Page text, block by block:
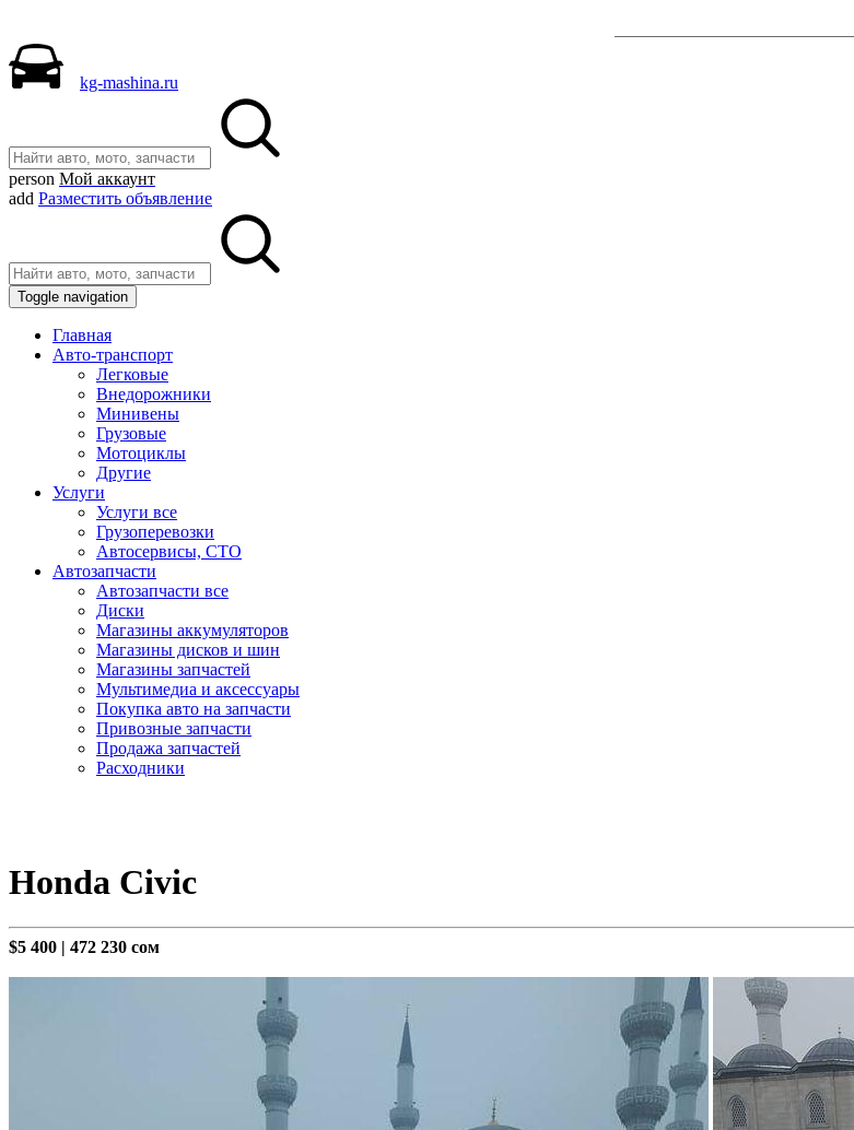
kg-mashina.ru
person Мой аккаунт
add Разместить объявление
Toggle navigation
Главная
Авто-транспорт
Легковые
Внедорожники
Минивены
Грузовые
Мотоциклы
Другие
Услуги
Услуги все
Грузоперевозки
Автосервисы, СТО
Автозапчасти
Автозапчасти все
Диски
Магазины аккумуляторов
Магазины дисков и шин
Магазины запчастей
Мультимедиа и аксессуары
Покупка авто на запчасти
Привозные запчасти
Продажа запчастей
Расходники
Honda Civic
$5 400 | 472 230 сом